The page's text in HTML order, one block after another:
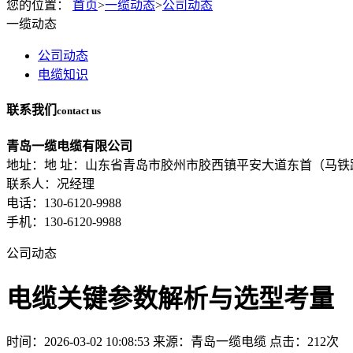
您的位置： 首页>一缆动态>公司动态
一缆动态
公司动态
电缆知识
联系我们 contact us
青岛一缆电缆有限公司
地址：地 址：山东省青岛市胶州市胶西镇平安大道东首（马
联系人：况经理
电话：130-6120-9988
手机：130-6120-9988
公司动态
电缆关键参数解析与选型考量
时间：2026-03-02 10:08:53 来源：青岛一缆电缆 点击：212次